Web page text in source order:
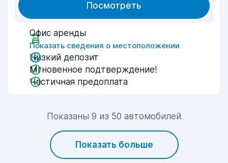
Посмотреть
Офис аренды
Показать сведения о местоположении
Низкий депозит
Мгновенное подтверждение!
Частичная предоплата
Показаны 9 из 50 автомобилей
Показать больше